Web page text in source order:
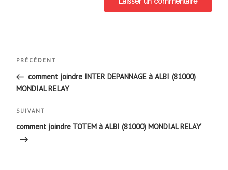
Navigation
de
l’article
Article
précédent
PRÉCÉDENT
comment joindre INTER DEPANNAGE à ALBI (81000)
MONDIAL RELAY
Article
suivant
SUIVANT
comment joindre TOTEM à ALBI (81000) MONDIAL RELAY